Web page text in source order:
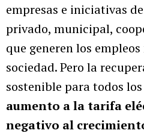
empresas e iniciativas
privado, municipal,
que generen los
sociedad. Pero la
sostenible para todos
aumento a la tarifa
negativo al